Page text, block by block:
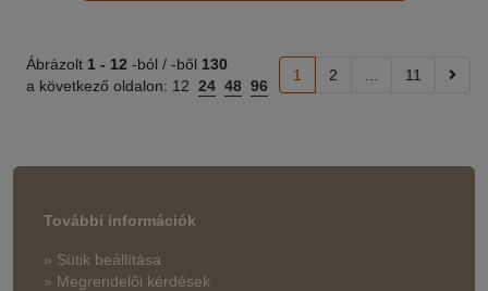
Ábrázolt 1 - 12 -ból / -ből 130
a következő oldalon: 12 24 48 96
1 2 11
További információk
» Sütik beállítása
» Megrendelői kérdések